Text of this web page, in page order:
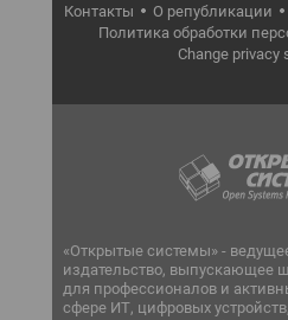
Контакты
О републикации
Политика обработки
Change privacy
«Открытые системы» -
издательство, выпускающее
для профессионалов и
сфере ИТ, цифровых